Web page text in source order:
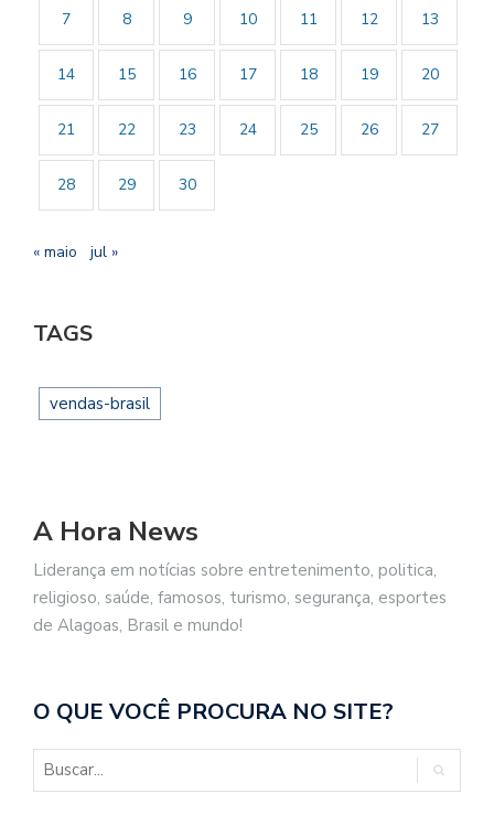
7 8 9 10 11 12 13
14 15 16 17 18 19 20
21 22 23 24 25 26 27
28 29 30
« maio jul »
TAGS
vendas-brasil
A Hora News
Liderança em notícias sobre entretenimento, politica,
religioso, saúde, famosos, turismo, segurança, esportes
de Alagoas, Brasil e mundo!
O QUE VOCÊ PROCURA NO SITE?